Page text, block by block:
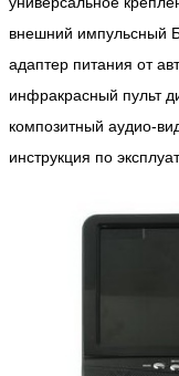
внешний импульсный
адаптер питания от
инфракрасный пульт
композитный аудио-
инструкция по